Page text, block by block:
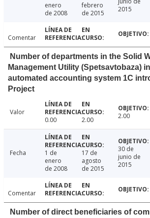
enero
de 2008
febrero
de 2015
2015
Comentar
Number of departments in the Solid
Management Utility (Spetsavtobaza)
automated accounting system 1C
Project
Valor
0.00
2.00 2.00
Fecha
1 de
enero
de 2008
17 de
agosto
de 2015
30 de
junio de
2015
Comentar
Number of direct beneficiaries of